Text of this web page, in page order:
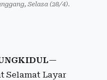
Selasa (28/4).
—
Selamat Layar